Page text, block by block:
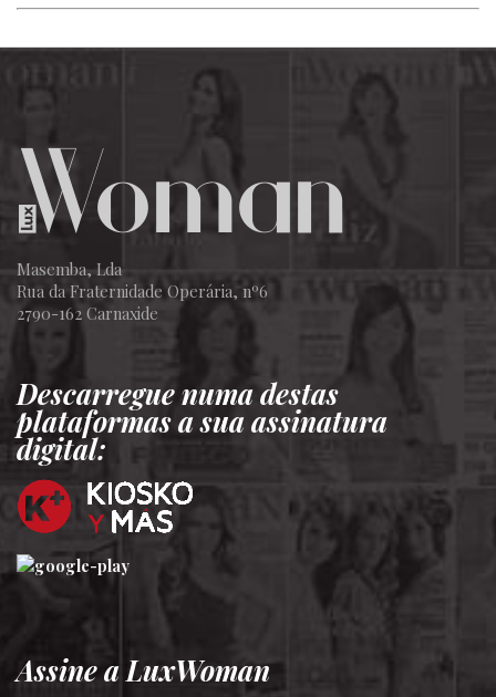
Masemba, Lda
Rua da Fraternidade Operária, nº6
2790-162 Carnaxide
Descarregue numa destas
plataformas a sua assinatura
digital:
Assine a LuxWoman